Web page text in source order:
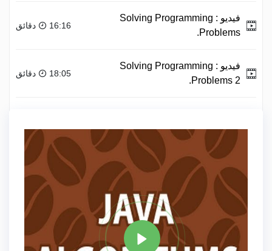
فيديو : Solving Programming
Problems.
16:16 دقائق
فيديو : Solving Programming
Problems 2.
18:05 دقائق
علامة JAVA مشاركة